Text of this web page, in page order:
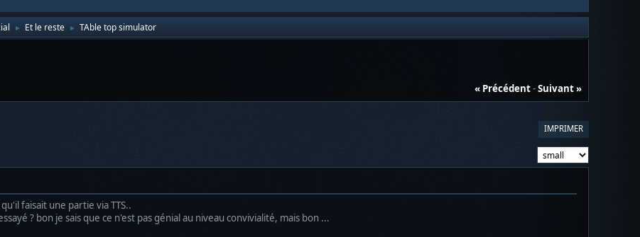
► Et le reste ► TAble top simulator
« Précédent-Suivant »
IMPRIMER
faisait une partie via TTS..
? bon je sais que ce n'est pas génial au niveau convivialité, mais bon ...